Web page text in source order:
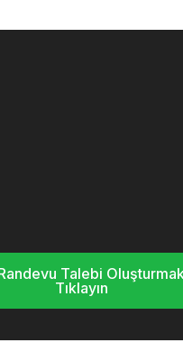
Talebi
Tıklayın